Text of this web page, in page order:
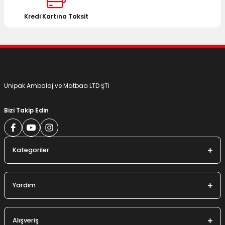
Bu ürüne benzer farklı alternatifler olmalı.
Kredi Kartına Taksit
Unipak Ambalaj ve Matbaa LTD ŞTİ
Bizi Takip Edin
Kategoriler
Yardım
Alışveriş